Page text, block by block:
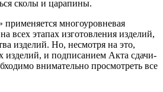
сколы и царапины.
многоуровневая
всех этапах изготовления изделий,
изделий. Но, несмотря на это,
изделий, и подписанием Акта сдачи-
внимательно просмотреть все